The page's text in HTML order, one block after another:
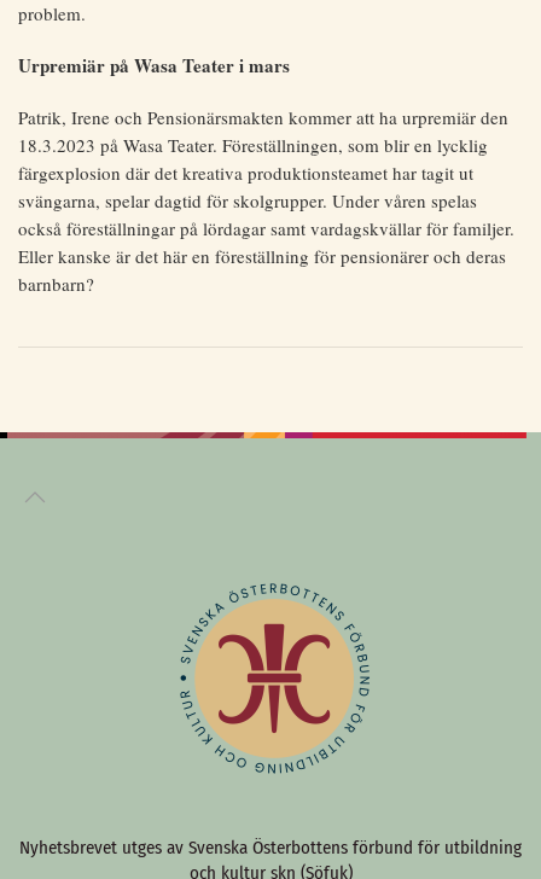
problem.
Urpremiär på Wasa Teater i mars
Patrik, Irene och Pensionärsmakten kommer att ha urpremiär den
18.3.2023 på Wasa Teater. Föreställningen, som blir en lycklig
färgexplosion där det kreativa produktionsteamet har tagit ut
svängarna, spelar dagtid för skolgrupper. Under våren spelas
också föreställningar på lördagar samt vardagskvällar för familjer.
Eller kanske är det här en föreställning för pensionärer och deras
barnbarn?
Nyhetsbrevet utges av Svenska Österbottens förbund för utbildning
och kultur skn (Söfuk)